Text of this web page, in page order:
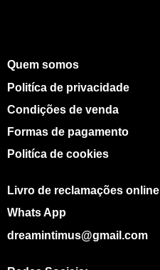
Quem somos
Politíca de privacidade
Condições de venda
Formas de pagamento
Politíca de cookies
Livro de reclamações online
Whats App
dreamintimus@gmail.com